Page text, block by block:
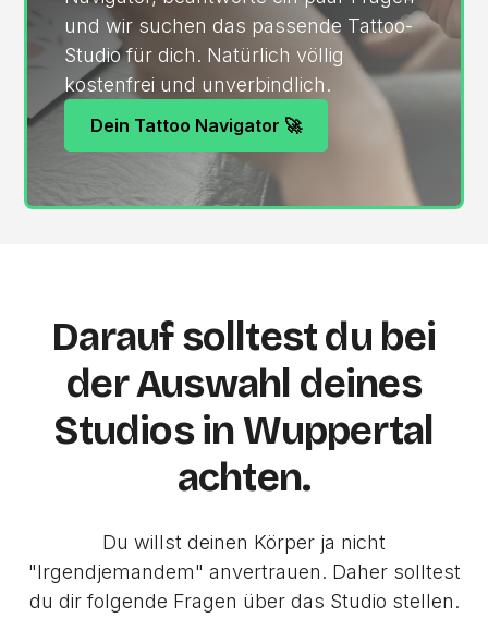
und wir suchen das passende Tattoo-
Studio für dich. Natürlich völlig
kostenfrei und unverbindlich.
Dein Tattoo Navigator 🚀
Darauf solltest du bei
der Auswahl deines
Studios in Wuppertal
achten.
Du willst deinen Körper ja nicht
"Irgendjemandem" anvertrauen. Daher solltest
du dir folgende Fragen über das Studio stellen.